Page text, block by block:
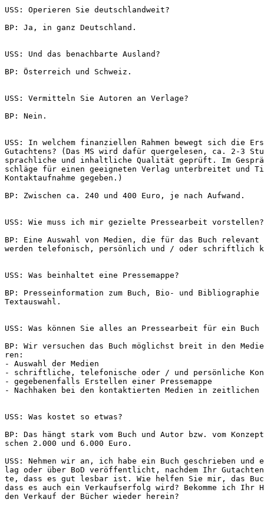
USS: Operieren Sie deutschlandweit?
BP: Ja, in ganz Deutschland.
USS: Und das benachbarte Ausland?
BP: Österreich und Schweiz.
USS: Vermitteln Sie Autoren an Verlage?
BP: Nein.
USS: In welchem finanziellen Rahmen bewegt sich die
Gutachtens? (Das MS wird dafür quergelesen, ca. 2-3
sprachliche und inhaltliche Qualität geprüft. Im
schläge für einen geeigneten Verlag unterbreitet und
Kontaktaufnahme gegeben.)
BP: Zwischen ca. 240 und 400 Euro, je nach Aufwand.
USS: Wie muss ich mir gezielte Pressearbeit vorstellen?
BP: Eine Auswahl von Medien, die für das Buch
werden telefonisch, persönlich und / oder schriftlich
USS: Was beinhaltet eine Pressemappe?
BP: Presseinformation zum Buch, Bio- und
Textauswahl.
USS: Was können Sie alles an Pressearbeit für ein Buch
BP: Wir versuchen das Buch möglichst breit in den
ren:
- Auswahl der Medien
- schriftliche, telefonische oder / und persönliche
- gegebenenfalls Erstellen einer Pressemappe
- Nachhaken bei den kontaktierten Medien in zeitlichen
USS: Was kostet so etwas?
BP: Das hängt stark vom Buch und Autor bzw. vom
schen 2.000 und 6.000 Euro.
USS: Nehmen wir an, ich habe ein Buch geschrieben und
lag oder über BoD veröffentlicht, nachdem Ihr
te, dass es gut lesbar ist. Wie helfen Sie mir, das
dass es auch ein Verkaufserfolg wird? Bekomme ich Ihr
den Verkauf der Bücher wieder herein?